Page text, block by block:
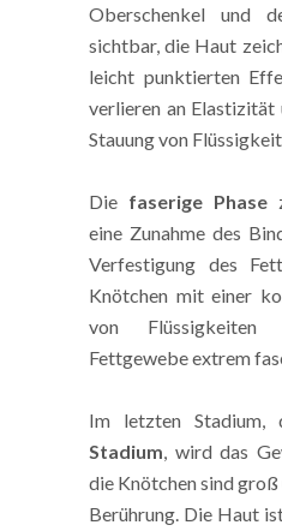
Oberschenkel und
sichtbar, die Haut
leicht punktierten
verlieren an Elastizität
Stauung von
Die faserige Phase
eine Zunahme des
Verfestigung des
Knötchen mit einer
von
Fettgewebe extrem
Im letzten Stadium,
Stadium , wird das
die Knötchen sind
Berührung. Die Haut